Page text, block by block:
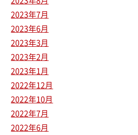
2023年7月
2023年6月
2023年3月
2023年2月
2023年1月
2022年12月
2022年10月
2022年7月
2022年6月